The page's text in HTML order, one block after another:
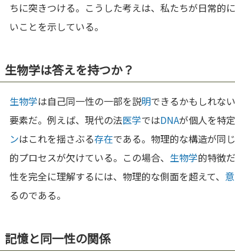
ちに突きつける。こうした考えは、私たちが日常的
いことを示している。
生物学は答えを持つか？
生物学は自己同一性の一部を説明できるかもしれない
要素だ。例えば、現代の法医学ではDNAが個人を特
ンはこれを揺さぶる存在である。物理的な構造が同じ
的プロセスが欠けている。この場合、 生物学的特徴
性を完全に理解するには、物理的な側面を超えて、
るのである。
記憶と同一性の関係